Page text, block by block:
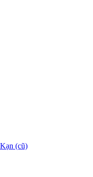
(cũ)